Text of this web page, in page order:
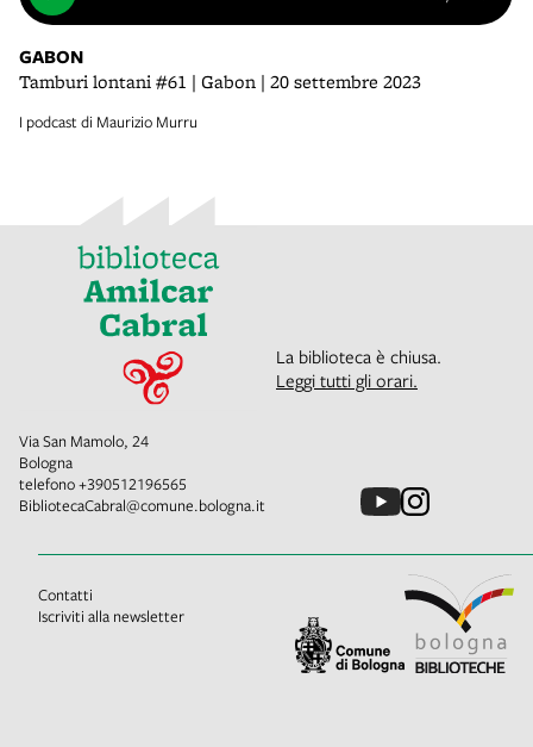
GABON
Tamburi lontani #61 | Gabon | 20 settembre 2023
I podcast di Maurizio Murru
La biblioteca è chiusa.
Leggi tutti gli orari.
Via San Mamolo, 24
Bologna
telefono+390512196565
BibliotecaCabral@comune.bologna.it
Contatti
Iscriviti alla newsletter